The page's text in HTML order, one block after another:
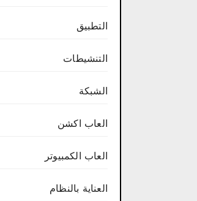
التطبيق
التنشيطات
الشبكة
العاب اكشن
العاب الكمبيوتر
العناية بالنظام